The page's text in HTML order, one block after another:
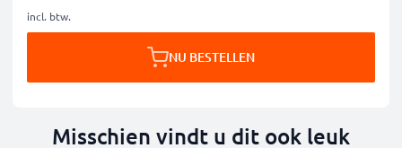
incl. btw.
NU BESTELLEN
Misschien vindt u dit ook leuk